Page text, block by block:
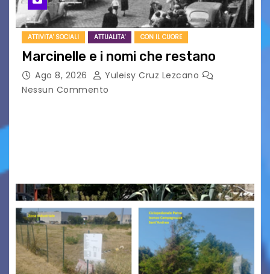
ATTIVITA' SOCIALI ATTUALITA' CON IL CUORE
Marcinelle e i nomi che restano
Ago 8, 2026
Yuleisy Cruz Lezcano
Nessun Commento